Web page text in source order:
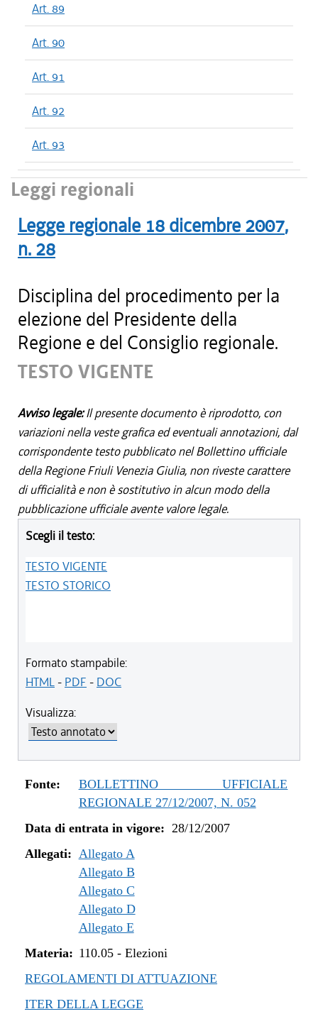
Art. 89
Art. 90
Art. 91
Art. 92
Art. 93
Leggi regionali
Legge regionale 18 dicembre 2007,
n. 28
Disciplina del procedimento per la
elezione del Presidente della
Regione e del Consiglio regionale.
TESTO VIGENTE
Avviso legale:Il presente documento è riprodotto, con
variazioni nella veste grafica ed eventuali annotazioni, dal
corrispondente testo pubblicato nel Bollettino ufficiale
della Regione Friuli Venezia Giulia, non riveste carattere
di ufficialità e non è sostitutivo in alcun modo della
pubblicazione ufficiale avente valore legale.
Scegli il testo:
TESTO VIGENTE
TESTO STORICO
Formato stampabile:
HTML- PDF - DOC
Visualizza:
Fonte:
BOLLETTINO UFFICIALE
REGIONALE 27/12/2007, N. 052
Data di entrata in vigore: 28/12/2007
Allegati: Allegato A
Allegato B
Allegato C
Allegato D
Allegato E
Materia: 110.05- Elezioni
REGOLAMENTI DI ATTUAZIONE
ITER DELLA LEGGE